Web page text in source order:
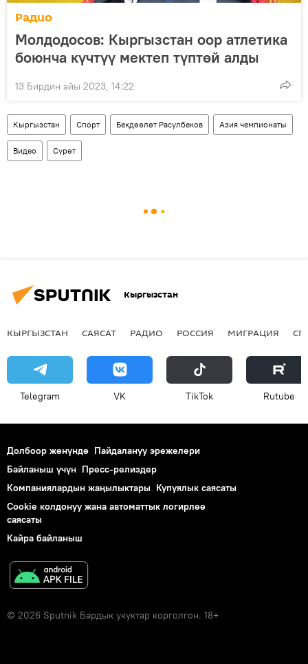
Радио
Молдодосов: Кыргызстан оор атлетика
боюнча күчтүү мектеп түптөй алды
13 Бирдин айы 2023, 14:22
Кыргызстан Спорт Бекдөөлөт Расулбеков Азия чемпионаты
Видео Сүрөт
Кыргызстан
КЫРГЫЗСТАН САЯСАТ РАДИО РОССИЯ МИГРАЦИЯ
Telegram VK ТikТоk Rutube
Долбоор жөнүндө Пайдалануу эрежелери
Байланыш үчүн Пресс-релиздер
Компаниялардын жаңылыктары Купуялык саясаты
Cookie колдонуу жана автоматтык логирлөө
саясаты
Кайра байланыш
© 2026 Sputnik Бардык укуктар корголгон. 18+